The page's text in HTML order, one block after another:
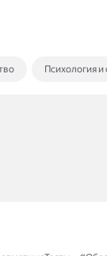
Психология